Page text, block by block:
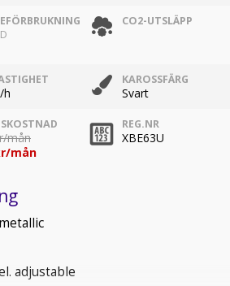
CO2-UTSLÄPP
h
KAROSSFÄRG
Svart
mån
mån
REG.NR
XBE63U
adjustable